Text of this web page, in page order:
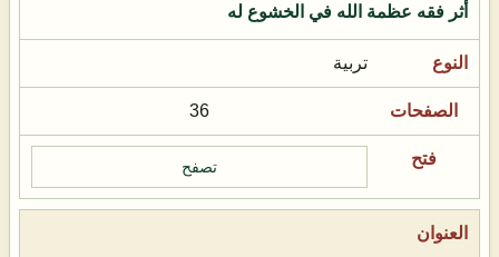
أثر فقه عظمة الله في الخشوع له
تربية
36
تصفح